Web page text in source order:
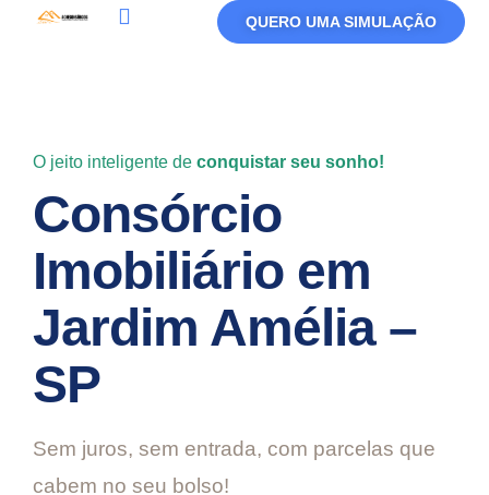
QUERO UMA SIMULAÇÃO
O jeito inteligente de conquistar seu sonho!
Consórcio
Imobiliário em
Jardim Amélia –
SP
Sem juros, sem entrada, com parcelas que
cabem no seu bolso!